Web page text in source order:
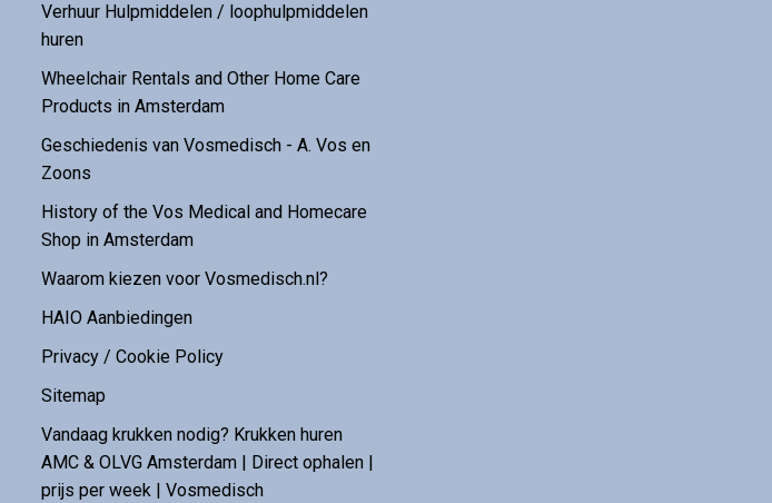
Verhuur Hulpmiddelen / loophulpmiddelen
huren
Wheelchair Rentals and Other Home Care
Products in Amsterdam
Geschiedenis van Vosmedisch - A. Vos en
Zoons
History of the Vos Medical and Homecare
Shop in Amsterdam
Waarom kiezen voor Vosmedisch.nl?
HAIO Aanbiedingen
Privacy / Cookie Policy
Sitemap
Vandaag krukken nodig? Krukken huren
AMC & OLVG Amsterdam | Direct ophalen |
prijs per week | Vosmedisch